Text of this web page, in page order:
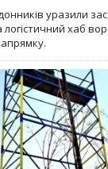
уразили
логістичний хаб